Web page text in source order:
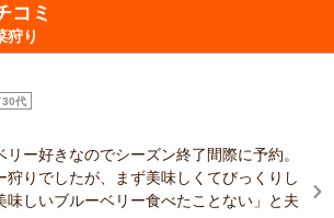
コミ
狩り
30代
ー好きなのでシーズン終了間際に予約。
狩りでしたが、まず美味しくてびっくりし
味しいブルーベリー食べたことない」と夫